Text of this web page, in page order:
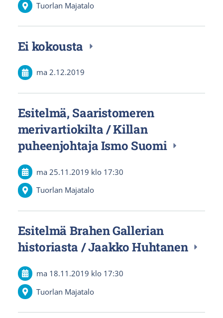
Tuorlan Majatalo
Ei kokousta
ma 2.12.2019
Esitelmä, Saaristomeren
merivartiokilta / Killan
puheenjohtaja Ismo Suomi
ma 25.11.2019 klo 17:30
Tuorlan Majatalo
Esitelmä Brahen Gallerian
historiasta / Jaakko Huhtanen
ma 18.11.2019 klo 17:30
Tuorlan Majatalo